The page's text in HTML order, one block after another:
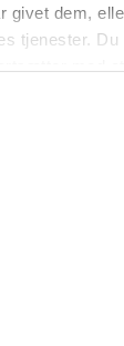
givet dem,
tjenester.